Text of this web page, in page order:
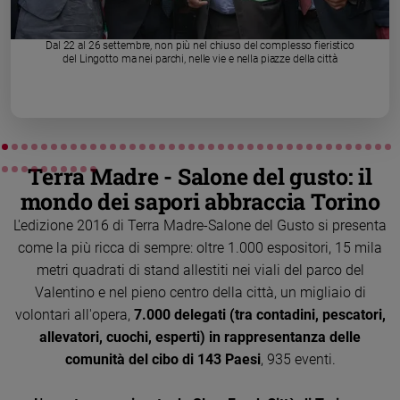
Devozione
e
Parola
del
giorno
Santo
giorno
Dal 22 al 26 settembre, non più nel chiuso del complesso fieristico
del Lingotto ma nei parchi, nelle vie e nella piazze della città
Terra Madre - Salone del gusto: il
mondo dei sapori abbraccia Torino
L'edizione 2016 di Terra Madre-Salone del Gusto si presenta
come la più ricca di sempre: oltre 1.000 espositori, 15 mila
metri quadrati di stand allestiti nei viali del parco del
Valentino e nel pieno centro della città, un migliaio di
volontari all'opera, 7.000 delegati (tra contadini, pescatori,
allevatori, cuochi, esperti) in rappresentanza delle
comunità del cibo di 143 Paesi, 935 eventi.